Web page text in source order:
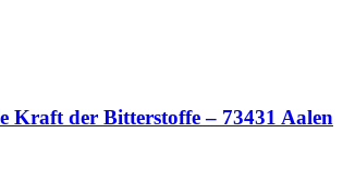
der Bitterstoffe – 73431 Aalen